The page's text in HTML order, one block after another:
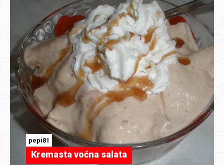
pepi81
Kremasta voćna salata